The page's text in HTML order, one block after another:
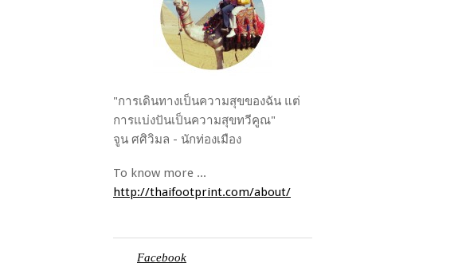
"การเดินทางเป็นความสุขของฉัน แต่
การแบ่งปันเป็นความสุขทวีคูณ"
จูน ศศิวิมล - นักท่องเมือง
To know more ...
http://thaifootprint.com/about/
Facebook